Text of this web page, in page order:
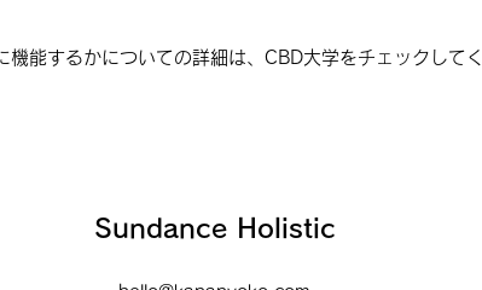
機能するかについての詳細は、CBD大学をチェックして
Sundance Holistic